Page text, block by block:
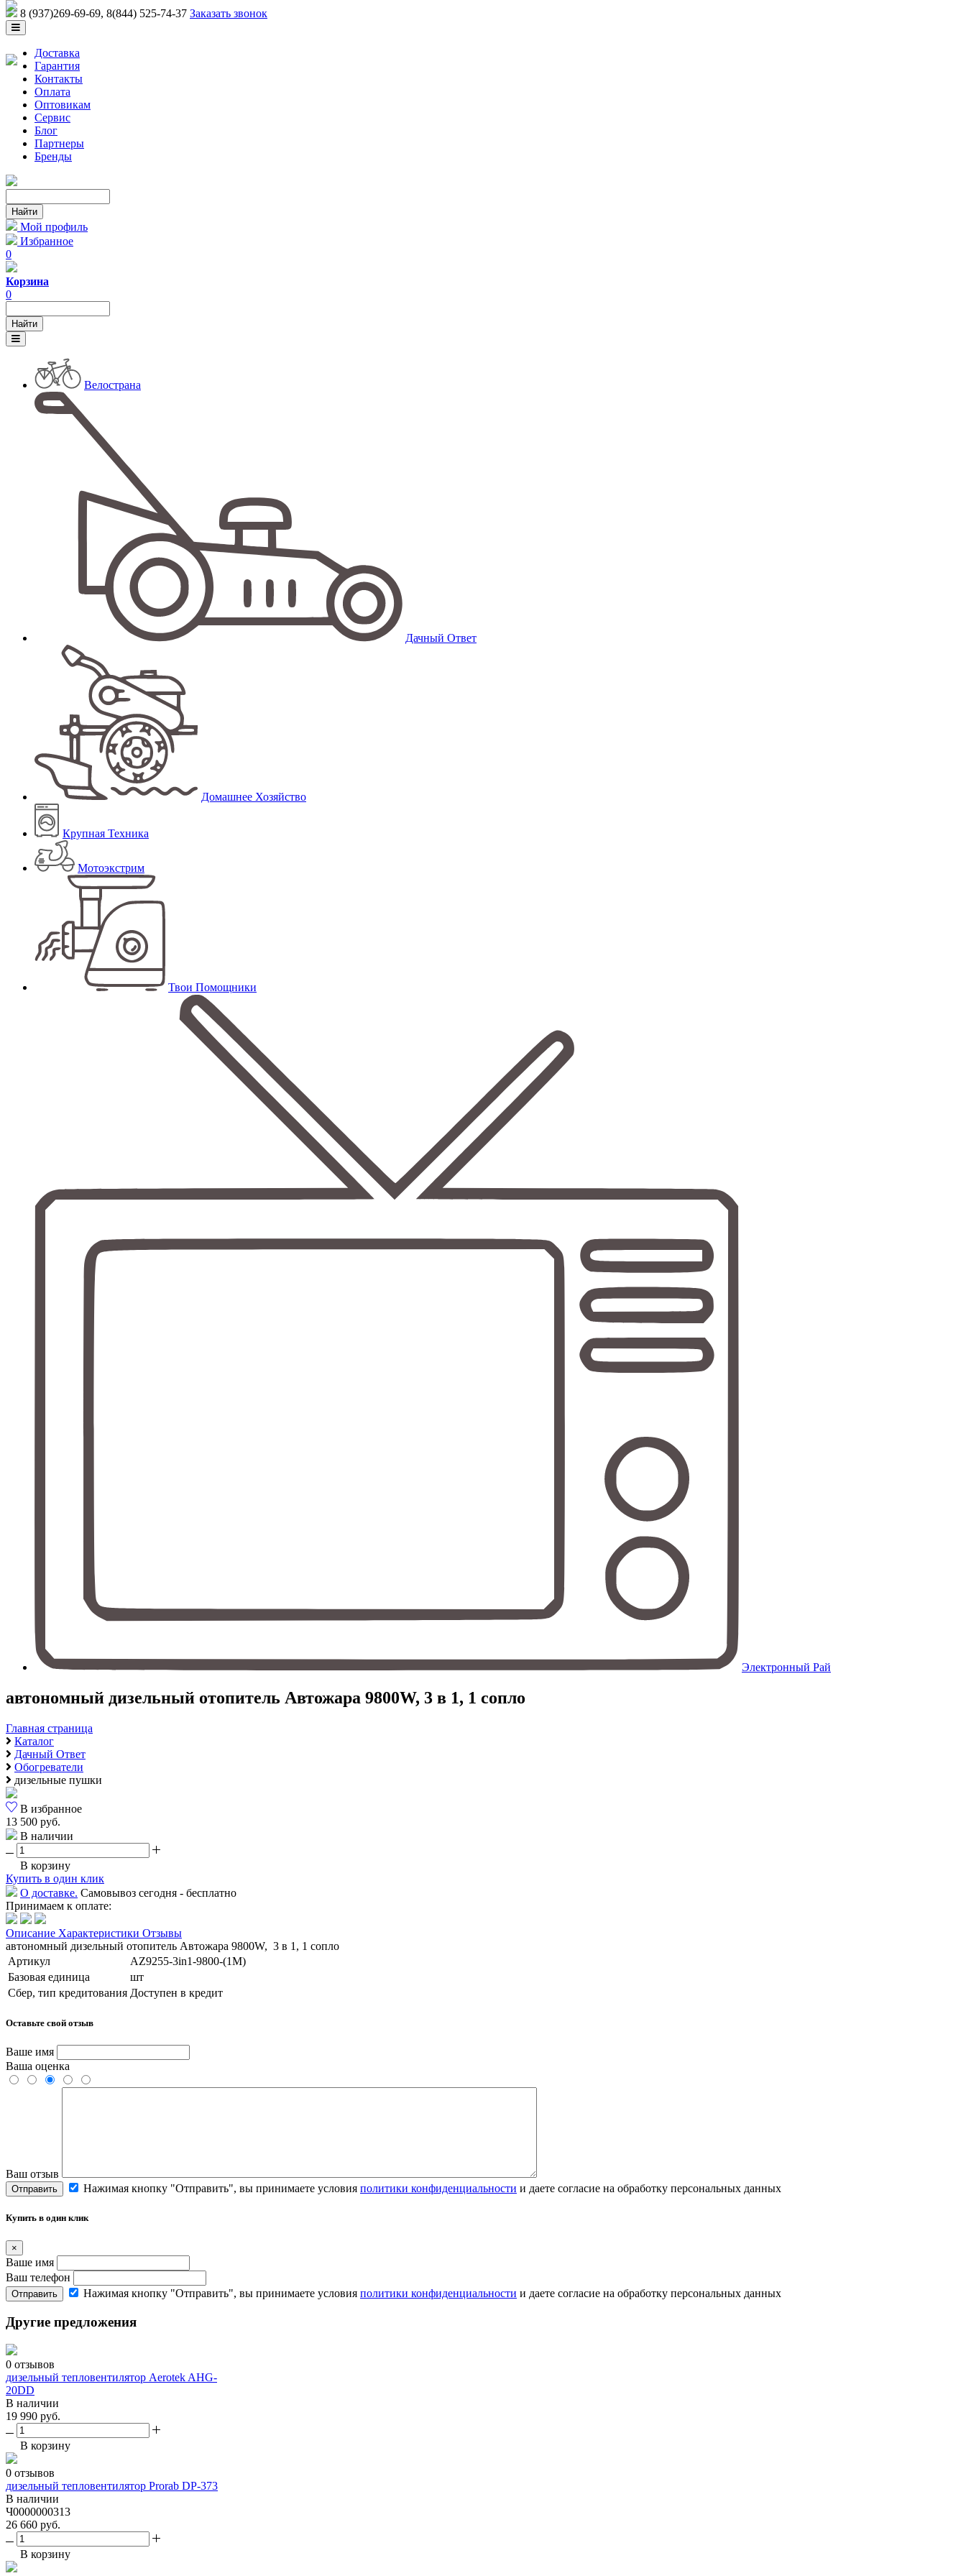
8 (937)269-69-69, 8(844) 525-74-37 Заказать звонок
Доставка
Гарантия
Контакты
Оплата
Оптовикам
Сервис
Блог
Партнеры
Бренды
Мой профиль
Избранное
0
Корзина
0
Велострана
Дачный Ответ
Домашнее Хозяйство
Крупная Техника
Мотоэкстрим
Твои Помощники
Электронный Рай
автономный дизельный отопитель Автожара 9800W, 3 в 1, 1 сопло
Главная страница
Каталог
Дачный Ответ
Обогреватели
дизельные пушки
В избранное
13 500 руб.
В наличии
В корзину
Купить в один клик
О доставке. Самовывоз сегодня - бесплатно
Принимаем к оплате:
Описание Характеристики Отзывы
автономный дизельный отопитель Автожара 9800W, 3 в 1, 1 сопло
Артикул
AZ9255-3in1-9800-(1M)
Базовая единица
шт
Сбер, тип кредитования Доступен в кредит
Оставьте свой отзыв
Ваше имя
Ваша оценка
Ваш отзыв
Отправить Нажимая кнопку "Отправить", вы принимаете условия политики конфиденциальности и даете согласие на обработку персональных данных
Купить в один клик
×
Ваше имя
Ваш телефон
Отправить Нажимая кнопку "Отправить", вы принимаете условия политики конфиденциальности и даете согласие на обработку персональных данных
Другие предложения
0 отзывов
дизельный тепловентилятор Aerotek AHG-
20DD
В наличии
19 990 руб.
В корзину
0 отзывов
дизельный тепловентилятор Prorab DP-373
В наличии
Ч0000000313
26 660 руб.
В корзину